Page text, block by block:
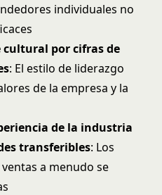
individuales no
cultural por cifras de
: El estilo de liderazgo
de la empresa y la
de la industria
transferibles: Los
a menudo se